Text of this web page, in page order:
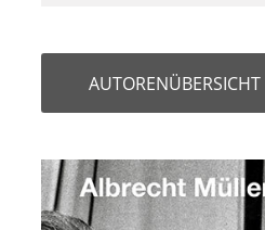
AUTORENÜBERSICHT